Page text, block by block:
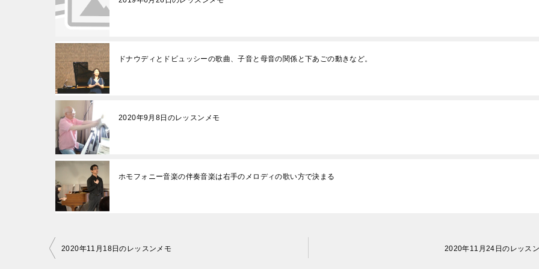
ドナウディとドビュッシーの歌曲、子音と母音の関係と下あごの動きなど。
2020年9月8日のレッスンメモ
ホモフォニー音楽の伴奏音楽は右手のメロディの歌い方で決まる
投2020年11月18日のレッスンメモ 2020年11月24日のレッス